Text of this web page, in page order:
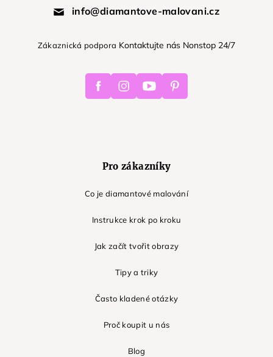
info@diamantove-malovani.cz
Zákaznická podpora Kontaktujte nás Nonstop 24/7
FacebookInstagramYoutube Pinterest
Pro zákazníky
Co je diamantové malování
Instrukce krok po kroku
Jak začít tvořit obrazy
Tipy a triky
Často kladené otázky
Proč koupit u nás
Blog